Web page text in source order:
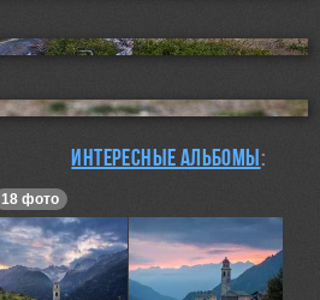
Интересные альбомы:
18 фото